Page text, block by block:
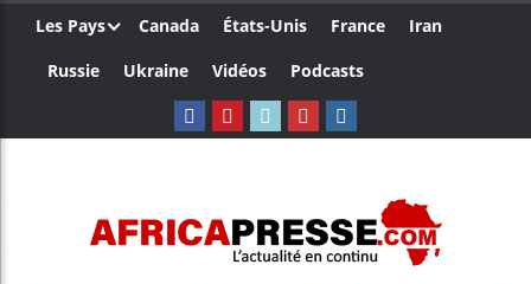
Les Pays Canada États-Unis France
Iran
Russie
Ukraine Vidéos Podcasts